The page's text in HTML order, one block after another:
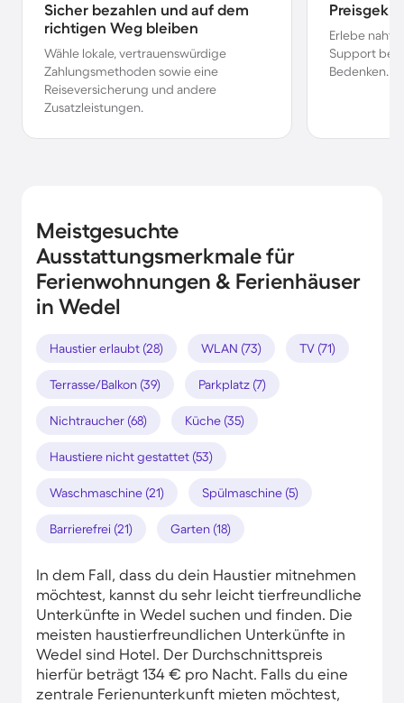
Sicher bezahlen und auf dem
richtigen Weg bleiben
Wähle lokale, vertrauenswürdige
Zahlungsmethoden sowie eine
Reiseversicherung und andere
Zusatzleistungen.
Erlebe
Support bei
Bedenken.
Meistgesuchte
Ausstattungsmerkmale für
Ferienwohnungen & Ferienhäuser
in Wedel
Haustier erlaubt (28) WLAN (73) TV (71)
Terrasse/Balkon (39) Parkplatz (7)
Nichtraucher (68) Küche (35)
Haustiere nicht gestattet (53)
Waschmaschine (21) Spülmaschine (5)
Barrierefrei (21) Garten (18)
In dem Fall, dass du dein Haustier mitnehmen
möchtest, kannst du sehr leicht tierfreundliche
Unterkünfte in Wedel suchen und finden. Die
meisten haustierfreundlichen Unterkünfte in
Wedel sind Hotel. Der Durchschnittspreis
hierfür beträgt 134 € pro Nacht. Falls du eine
zentrale Ferienunterkunft mieten möchtest,